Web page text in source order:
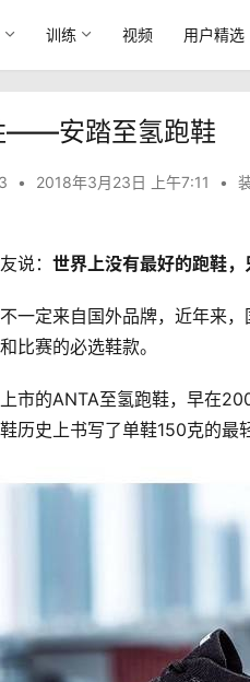
训练 视频 用户精选
——安踏至氢跑鞋
• 2018年3月23日 上午7:11 •
说： 世界上没有最好的跑鞋，
定来自国外品牌，近年来，
比赛的必选鞋款。
的ANTA至氢跑鞋，早在
历史上书写了单鞋150克的最